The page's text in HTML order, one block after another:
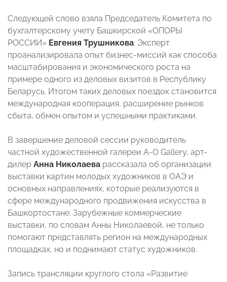
Следующей слово взяла Председатель Комитета по
бухгалтерскому учету Башкирской «ОПОРЫ
РОССИИ» Евгения Трушникова. Эксперт
проанализировала опыт бизнес-миссий как способа
масштабирования и экономического роста на
примере одного из деловых визитов в Республику
Беларусь. Итогом таких деловых поездок становится
международная кооперация, расширение рынков
сбыта, обмен опытом и успешными практиками.
В завершение деловой сессии руководитель
частной художественной галереи A-О Gallery, арт-
дилер Анна Николаева рассказала об организации
выставки картин молодых художников в ОАЭ и
основных направлениях, которые реализуются в
сфере международного продвижения искусства в
Башкортостане. Зарубежные коммерческие
выставки, по словам Анны Николаевой, не только
помогают представлять регион на международных
площадках, но и поднимают статус художников.
Запись трансляции круглого стола «Развитие